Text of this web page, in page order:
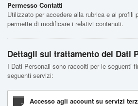
Permesso Contatti
Utilizzato per accedere alla rubrica e ai profili
permette di modificare i relativi contenuti.
Dettagli sul trattamento dei Dati
I Dati Personali sono raccolti per le seguenti
seguenti servizi:
Accesso agli account su servizi